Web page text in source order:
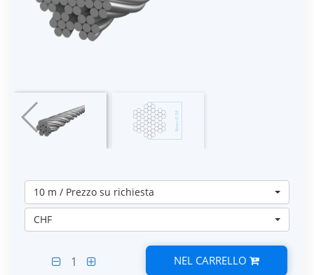
10 m / Prezzo su richiesta
CHF
1 NEL CARRELLO